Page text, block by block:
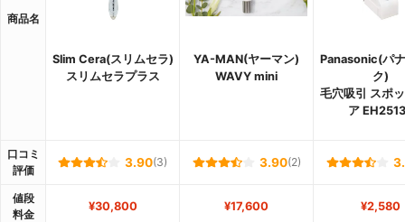
商品名
Slim Cera(スリムセラ)
スリムセラプラス
YA-MAN(ヤーマン)
WAVY mini
Panasonic(パ
ク)
毛穴吸引 スポ
ア
口コミ
評価
3.90(3) 3.90(2)
値段
料金
¥30,800 ¥17,600 ¥2,580